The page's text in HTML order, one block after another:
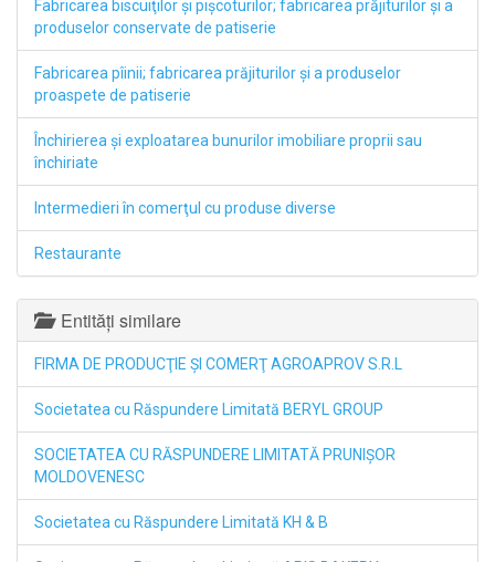
Fabricarea biscuiţilor şi pişcoturilor; fabricarea prăjiturilor şi a
produselor conservate de patiserie
Fabricarea pîinii; fabricarea prăjiturilor şi a produselor
proaspete de patiserie
Închirierea şi exploatarea bunurilor imobiliare proprii sau
închiriate
Intermedieri în comerţul cu produse diverse
Restaurante
Entități similare
FIRMA DE PRODUCŢIE ŞI COMERŢ AGROAPROV S.R.L
Societatea cu Răspundere Limitată BERYL GROUP
SOCIETATEA CU RĂSPUNDERE LIMITATĂ PRUNIŞOR
MOLDOVENESC
Societatea cu Răspundere Limitată KH & B